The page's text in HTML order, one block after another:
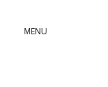
MENU